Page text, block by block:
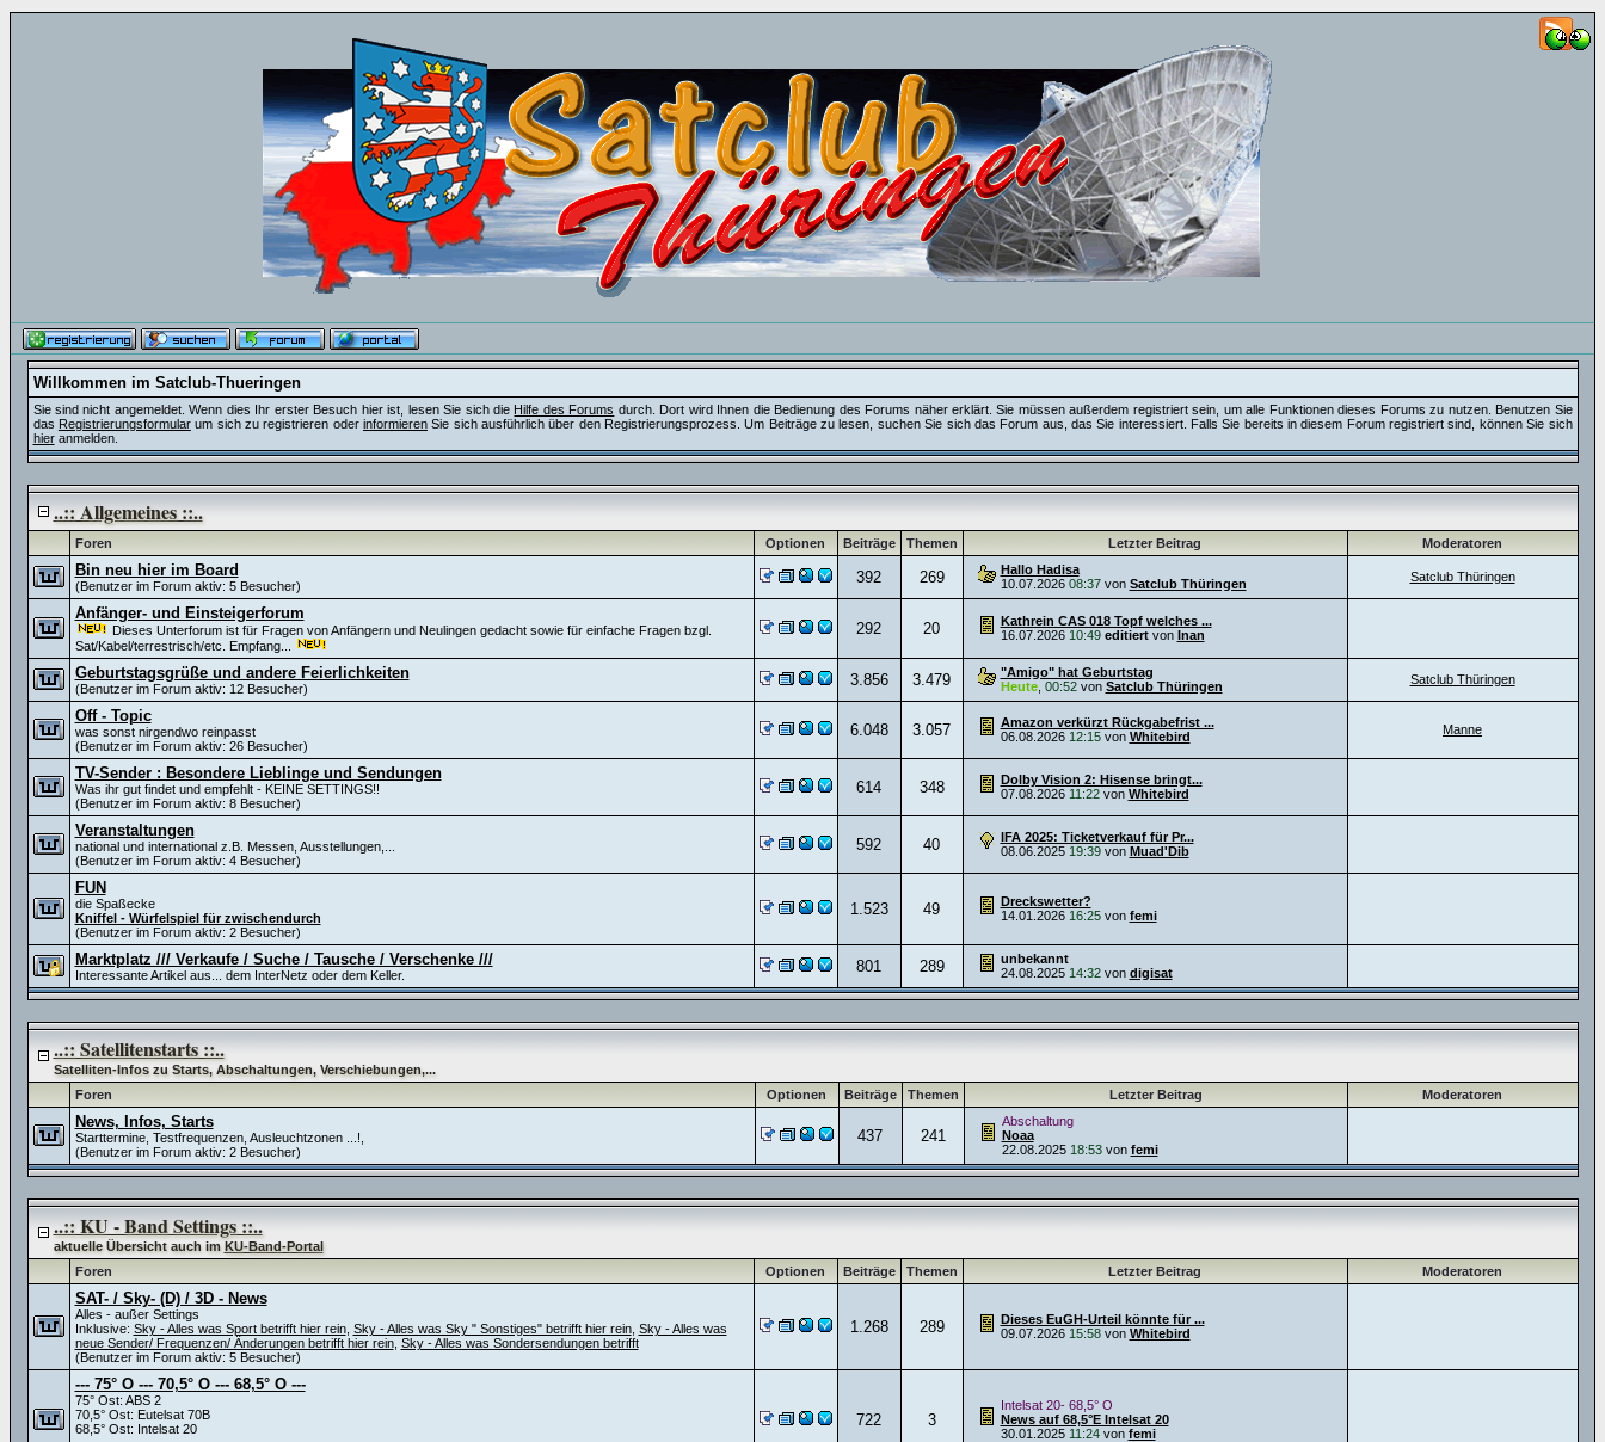
Willkommen im Satclub-Thueringen
Sie sind nicht angemeldet. Wenn dies Ihr erster Besuch hier ist, lesen Sie sich die Hilfe des Forums durch. Dort wird Ihnen die Bedienung des Forums näher erklärt. Sie müssen außerdem registriert sein, um alle Funktionen dieses Forums zu nutzen. Benutzen Sie
das Registrierungsformularum sich zu registrieren oder informierenSie sich ausführlich über den Registrierungsprozess. Um Beiträge zu lesen, suchen Sie sich das Forum aus, das Sie interessiert. Falls Sie bereits in diesem Forum registriert sind, können Sie sich
hieranmelden.
..:: Allgemeines ::..
Foren Optionen Beiträge Themen Letzter Beitrag Moderatoren
Bin neu hier im Board
(Benutzer im Forum aktiv: 5 Besucher) 392 269
Hallo Hadisa
10.07.2026 08:37von Satclub Thüringen Satclub Thüringen
Anfänger- und Einsteigerforum
Dieses Unterforum ist für Fragen von Anfängern und Neulingen gedacht sowie für einfache Fragen bzgl.
Sat/Kabel/terrestrisch/etc. Empfang...
292 20
Kathrein CAS 018 Topf welches ...
16.07.2026 10:49 editiertvon Inan
Geburtstagsgrüße und andere Feierlichkeiten
(Benutzer im Forum aktiv: 12 Besucher) 3.856 3.479
"Amigo" hat Geburtstag
Heute, 00:52von Satclub Thüringen Satclub Thüringen
Off - Topic
was sonst nirgendwo reinpasst
(Benutzer im Forum aktiv: 26 Besucher)
6.048 3.057
Amazon verkürzt Rückgabefrist ...
06.08.2026 12:15von Whitebird Manne
TV-Sender : Besondere Lieblinge und Sendungen
Was ihr gut findet und empfehlt - KEINE SETTINGS!!
(Benutzer im Forum aktiv: 8 Besucher)
614 348
Dolby Vision 2: Hisense bringt...
07.08.2026 11:22von Whitebird
Veranstaltungen
national und international z.B. Messen, Ausstellungen,...
(Benutzer im Forum aktiv: 4 Besucher)
592 40
IFA 2025: Ticketverkauf für Pr...
08.06.2025 19:39von Muad'Dib
FUN
die Spaßecke
Kniffel - Würfelspiel für zwischendurch
(Benutzer im Forum aktiv: 2 Besucher)
1.523 49
Dreckswetter?
14.01.2026 16:25von femi
Marktplatz /// Verkaufe / Suche / Tausche / Verschenke ///
Interessante Artikel aus... dem InterNetz oder dem Keller. 801 289
unbekannt
24.08.2025 14:32von digisat
..:: Satellitenstarts ::..
Satelliten-Infos zu Starts, Abschaltungen, Verschiebungen,...
Foren
Optionen Beiträge Themen Letzter Beitrag Moderatoren
News, Infos, Starts
Starttermine, Testfrequenzen, Ausleuchtzonen ...!,
(Benutzer im Forum aktiv: 2 Besucher)
437 241
Abschaltung
Noaa
22.08.2025 18:53von femi
..:: KU - Band Settings ::..
aktuelle Übersicht auch im KU-Band-Portal
Foren
Optionen Beiträge Themen Letzter Beitrag Moderatoren
SAT- / Sky- (D) / 3D - News
Alles - außer Settings
Inklusive: Sky - Alles was Sport betrifft hier rein, Sky - Alles was Sky " Sonstiges" betrifft hier rein, Sky - Alles was
neue Sender/ Frequenzen/ Änderungen betrifft hier rein, Sky - Alles was Sondersendungen betrifft
(Benutzer im Forum aktiv: 5 Besucher)
1.268 289
Dieses EuGH-Urteil könnte für ...
09.07.2026 15:58von Whitebird
--- 75° O --- 70,5° O --- 68,5° O ---
75° Ost: ABS 2
70,5° Ost: Eutelsat 70B
68,5° Ost: Intelsat 20
722 3
Intelsat 20- 68,5° O
News auf 68,5°E Intelsat 20
30.01.2025 11:24von femi